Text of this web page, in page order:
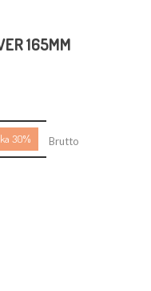
165MM
30% Brutto